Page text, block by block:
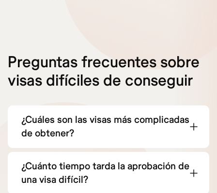
Preguntas frecuentes sobre
visas difíciles de conseguir
¿Cuáles son las visas más complicadas
de obtener?
¿Cuánto tiempo tarda la aprobación de
una visa difícil?